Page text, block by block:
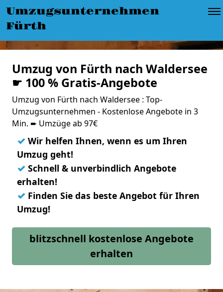
Umzugsunternehmen
Fürth
Umzug von Fürth nach Waldersee
☛ 100 % Gratis-Angebote
Umzug von Fürth nach Waldersee : Top-
Umzugsunternehmen - Kostenlose Angebote in 3
Min. ➨ Umzüge ab 97€
✓ Wir helfen Ihnen, wenn es um Ihren
Umzug geht!
✓ Schnell & unverbindlich Angebote
erhalten!
✓ Finden Sie das beste Angebot für Ihren
Umzug!
blitzschnell kostenlose Angebote
erhalten